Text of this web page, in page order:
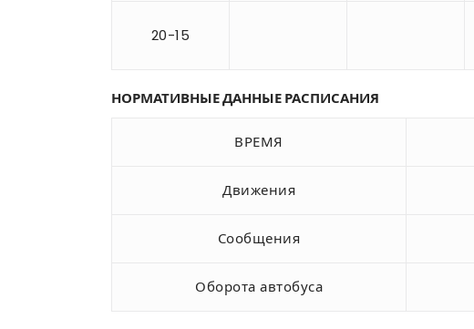
20-15
НОРМАТИВНЫЕ ДАННЫЕ РАСПИСАНИЯ
ВРЕМЯ
Движения
Сообщения
Оборота автобуса